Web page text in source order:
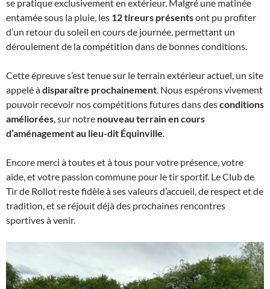
se pratique exclusivement en extérieur. Malgré une matinée
entamée sous la pluie, les 12 tireurs présentsont pu profiter
d’un retour du soleil en cours de journée, permettant un
déroulement de la compétition dans de bonnes conditions.
Cette épreuve s’est tenue sur le terrain extérieur actuel, un site
appelé àdisparaître prochainement. Nous espérons vivement
pouvoir recevoir nos compétitions futures dans desconditions
améliorées, sur notre nouveau terrain en cours
d’aménagement au lieu-dit Équinville.
Encore merci à toutes et à tous pour votre présence, votre
aide, et votre passion commune pour le tir sportif. Le Club de
Tir de Rollot reste fidèle à ses valeurs d’accueil, de respect et de
tradition, et se réjouit déjà des prochaines rencontres
sportives à venir.